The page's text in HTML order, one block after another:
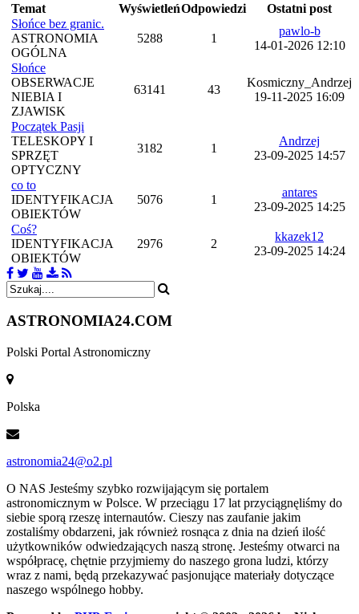
Temat WyświetleńOdpowiedzi
Ostatni post
Słońce bez granic.
ASTRONOMIA
OGÓLNA
5288 1
pawlo-b
14-01-2026 12:10
Słońce
OBSERWACJE
NIEBIA I
ZJAWISK
63141 43
Kosmiczny_Andrzej
19-11-2025 16:09
Początek Pasji
TELESKOPY I
SPRZĘT
OPTYCZNY
3182 1
Andrzej
23-09-2025 14:57
co to
IDENTYFIKACJA
OBIEKTÓW
5076 1
antares
23-09-2025 14:25
Coś?
IDENTYFIKACJA
OBIEKTÓW
2976 2
kkazek12
23-09-2025 14:24
ASTRONOMIA24.COM
Polski Portal Astronomiczny
Polska
astronomia24@o2.pl
O NAS Jesteśmy szybko rozwijającym się portalem
astronomicznym w Polsce. W przeciągu 17 lat przyciągnęliśmy do
siebie sporą rzeszę internautów. Cieszy nas zaufanie jakim
zostaliśmy obdarzeni, jak również rosnąca z dnia na dzień ilość
użytkowników odwiedzających naszą stronę. Jesteśmy otwarci na
współpracę, chętnie przyjmiemy do naszego grona ludzi, którzy
wraz z nami, będą przekazywać pasjonujące materiały dotyczące
naszego wspólnego hobby.